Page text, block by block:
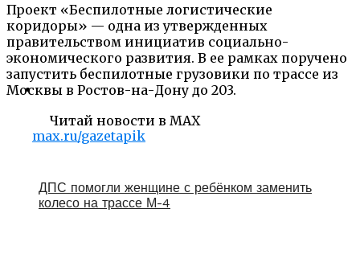
Проект «Беспилотные логистические
коридоры» — одна из утвержденных
правительством инициатив социально-
экономического развития. В ее рамках поручено
запустить беспилотные грузовики по трассе из
Москвы в Ростов-на-Дону до 203.
Читай новости в MAX
max.ru/gazetapik
ДПС помогли женщине с ребёнком заменить
колесо на трассе М-4